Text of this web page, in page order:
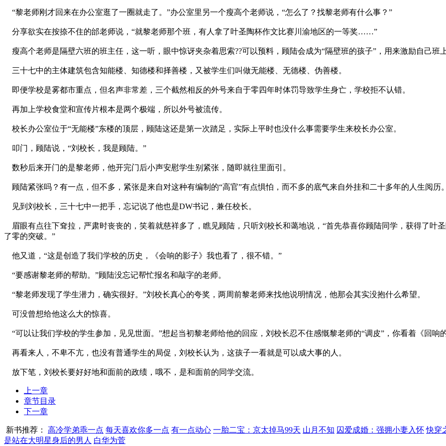
“黎老师刚才回来在办公室逛了一圈就走了。”办公室里另一个瘦高个老师说，“怎么了？找黎老师有什么事？”
分享欲实在按捺不住的邰老师说，“就黎老师那个班，有人拿了叶圣陶杯作文比赛川渝地区的一等奖……”
瘦高个老师是隔壁六班的班主任，这一听，眼中惊讶夹杂着思索??可以预料，顾陆会成为“隔壁班的孩子”，用来激励自己班
三十七中的主体建筑包含知能楼、知德楼和择善楼，又被学生们叫做无能楼、无德楼、伪善楼。
即便学校是雾都市重点，但名声非常差，三个截然相反的外号来自于零四年时体罚导致学生身亡，学校拒不认错。
再加上学校食堂和宣传片根本是两个极端，所以外号被流传。
校长办公室位于“无能楼”东楼的顶层，顾陆这还是第一次踏足，实际上平时也没什么事需要学生来校长办公室。
叩门，顾陆说，“刘校长，我是顾陆。”
数秒后来开门的是黎老师，他开完门后小声安慰学生别紧张，随即就往里面引。
顾陆紧张吗？有一点，但不多，紧张是来自对这种有编制的“高官”有点惧怕，而不多的底气来自外挂和二十多年的人生阅历。
见到刘校长，三十七中一把手，忘记说了他也是DW书记，兼任校长。
眉眼有点往下耷拉，严肃时丧丧的，笑着就慈祥多了，瞧见顾陆，只听刘校长和蔼地说，“首先恭喜你顾陆同学，获得了叶
了零的突破。”
他又道，“这是创造了我们学校的历史，《会响的影子》我也看了，很不错。”
“要感谢黎老师的帮助。”顾陆没忘记帮忙报名和敲字的老师。
“黎老师发现了学生潜力，确实很好。”刘校长真心的夸奖，两周前黎老师来找他说明情况，他那会其实没抱什么希望。
可没曾想给他这么大的惊喜。
“可以让我们学校的学生参加，见见世面。”想起当初黎老师给他的回应，刘校长忍不住感慨黎老师的“调皮”，你看着《回响
再看来人，不卑不亢，也没有普通学生的局促，刘校长认为，这孩子一看就是可以成大事的人。
放下笔，刘校长要好好地和面前的政绩，哦不，是和面前的同学交流。
上一章
章节目录
下一章
新书推荐： 高冷学弟乖一点 每天喜欢你多一点 有一点动心 一胎二宝：京太掉马99天 山月不知 囚爱成婚：强拥小妻入怀 快穿
是站在大明星身后的男人 白华为菅